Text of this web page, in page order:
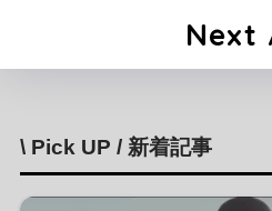
Next
\ Pick UP / 新着記事